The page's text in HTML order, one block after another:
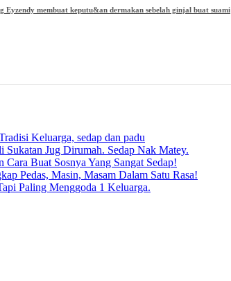
Eyzendy membuat keputu&an dermakan sebelah ginjal buat suami
Keluarga, sedap dan padu
Jug Dirumah. Sedap Nak Matey.
Buat Sosnya Yang Sangat Sedap!
Pedas, Masin, Masam Dalam Satu Rasa!
Paling Menggoda 1 Keluarga.